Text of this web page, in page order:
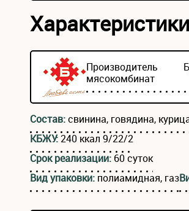
Характеристики
Производитель
мясокомбинат
Состав:свинина, говядина,
КБЖУ:240 ккал 9/22/2
Срок реализации: 60 суток
Вид упаковки: полиамидная, газ